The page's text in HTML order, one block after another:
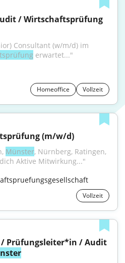
/ Wirtschaftsprüfung
Consultant (w/m/d) im
erwartet..."
Homeoffice Vollzeit
(m/w/d)
Münster, Nürnberg, Ratingen,
Aktive Mitwirkung..."
Vollzeit
Prüfungsleiter*in / Audit